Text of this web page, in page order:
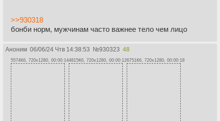
>>930318
бонби норм, мужчинам часто важнее тело чем лицо
Аноним 06/06/24 Чтв 14:38:53 №930323 48
5574Кб, 720x1280, 00:00:144815Кб, 720x1280, 00:00:126751Кб, 720x1280, 00:00:18